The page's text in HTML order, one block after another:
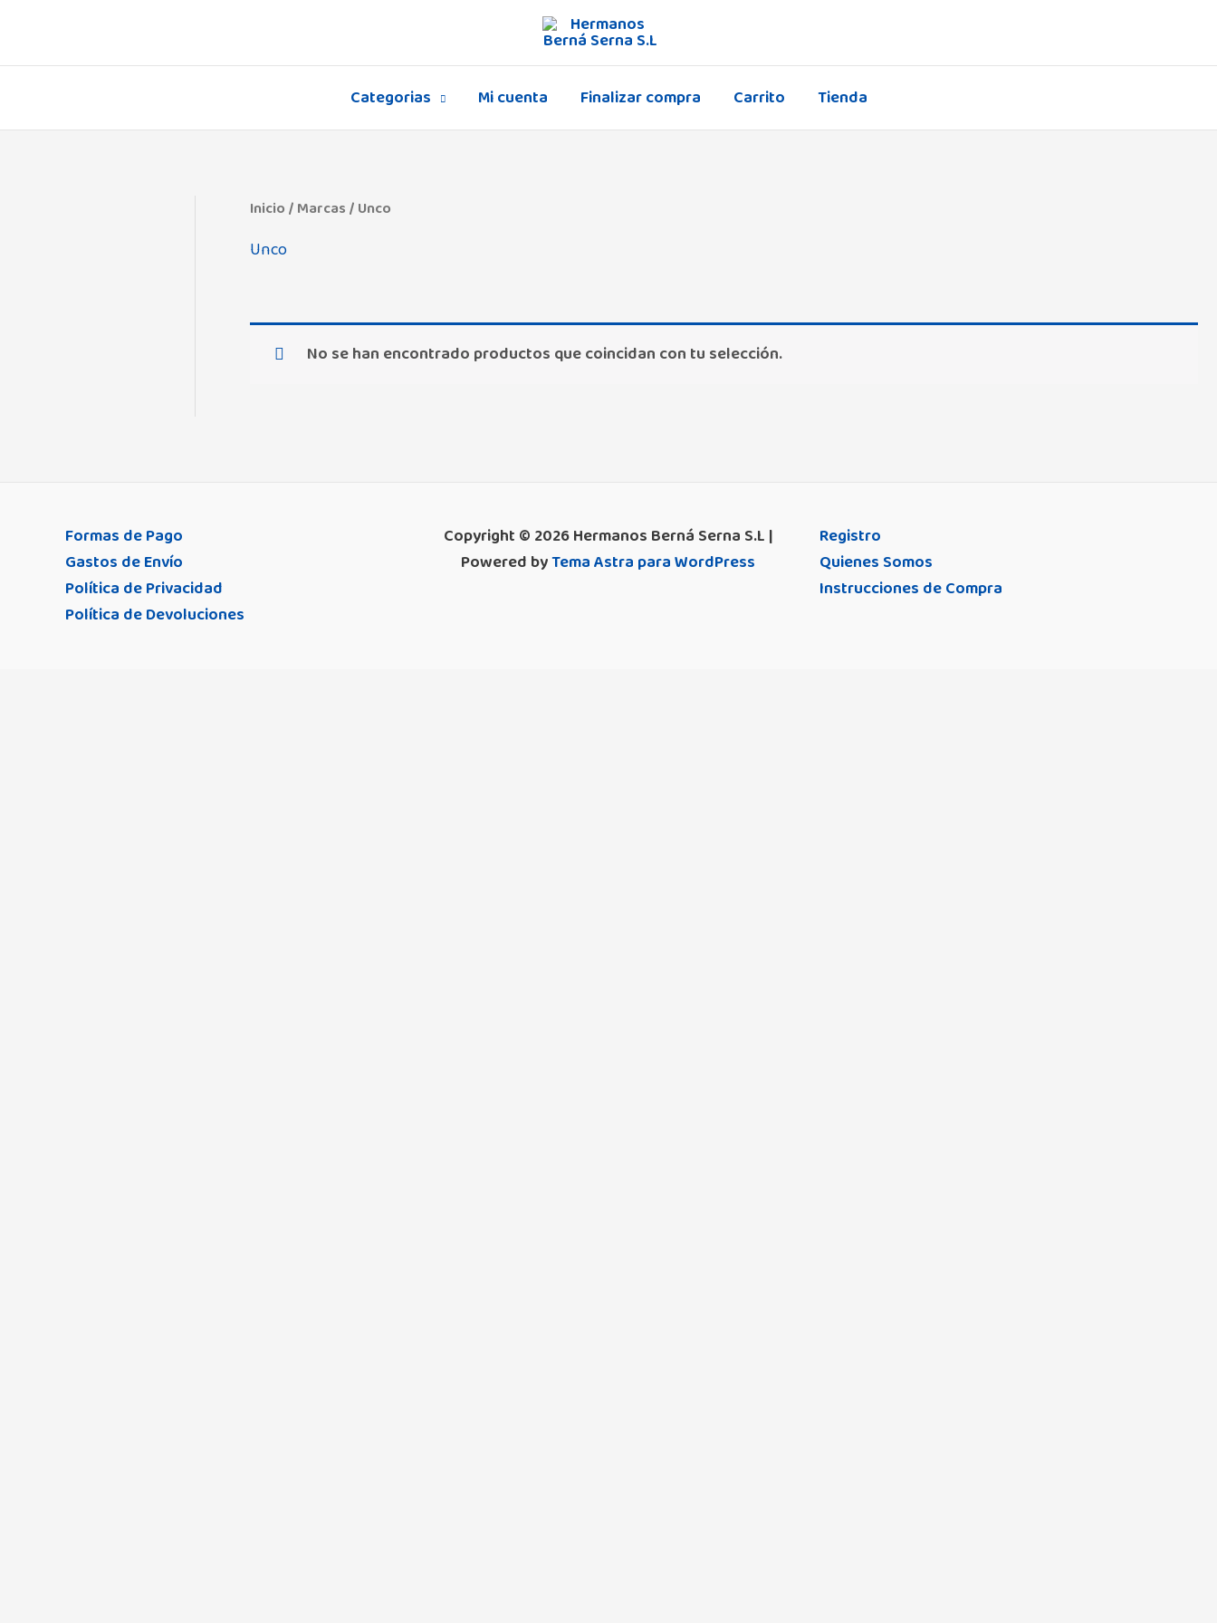
contenido
Categorias
Mi cuenta Finalizar compra Carrito Tienda
Inicio/ Marcas / Unco
Unco
No se han encontrado productos que coincidan con tu selección.
Formas de Pago
Gastos de Envío
Política de Privacidad
Política de Devoluciones
Copyright © 2026 Hermanos Berná Serna S.L |
Powered byTema Astra para WordPress
Registro
Quienes Somos
Instrucciones de Compra